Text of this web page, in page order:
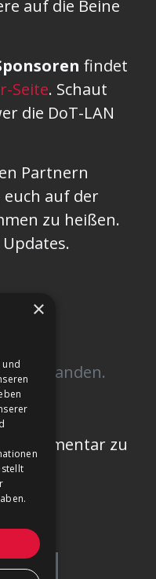
auf die Beine
findet
Seite. Schaut
die DoT-LAN
Partnern
auf der
zu heißen.
vorhanden.
Kommentar zu
×
und